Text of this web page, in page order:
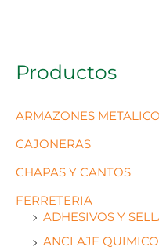
Productos
ARMAZONES
CAJONERAS
CHAPAS Y CANTOS
FERRETERIA
ADHESIVOS Y
ANCLAJE QUIMICO